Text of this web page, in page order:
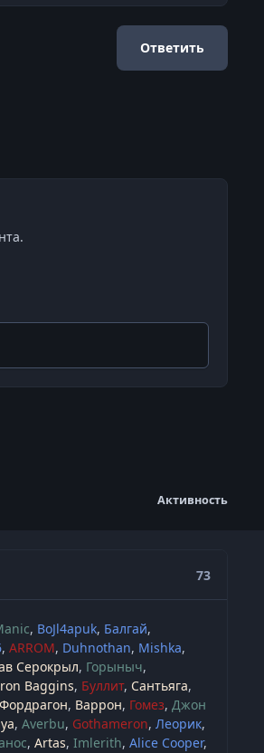
Ответить
Активность
73
BoJl4apuk Балгай
ARROM Duhnothan Mishka
Серокрыл Горыныч
Baggins Буллит Сантьяга
Варрон Гомез Джон
Averbu Gothameron Леорик
Artas Imlerith Alice Cooper